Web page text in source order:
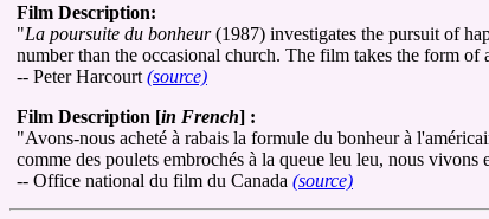
Film Description:
"La poursuite du bonheur(1987) investigates the pursuit of
number than the occasional church. The film takes the form
-- Peter Harcourt (source)
Film Description [in French] :
"Avons-nous acheté à rabais la formule du bonheur à
comme des poulets embrochés à la queue leu leu, nous vivons
-- Office national du film du Canada (source)